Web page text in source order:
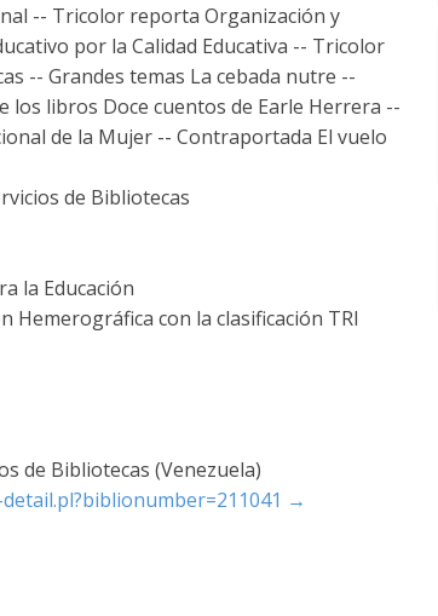
-- Tricolor reporta Organización y
por la Calidad Educativa -- Tricolor
-- Grandes temas La cebada nutre --
los libros Doce cuentos de Earle Herrera --
de la Mujer -- Contraportada El vuelo
de Bibliotecas
la Educación
Hemerográfica con la clasificación TRI
de Bibliotecas (Venezuela)
→